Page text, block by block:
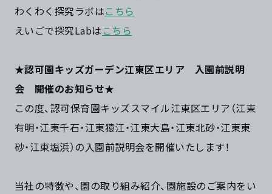
わくわく探究ラボはこちら
えいごで探究Labは こちら
★認可園キッズガーデン江東区エリア 入園前説明
会 開催のお知らせ★
この度、認可保育園キッズスマイル江東区エリア（江東
有明・江東千石・江東猿江・江東大島・江東北砂・江東東
砂・江東塩浜）の入園前説明会を開催いたします！
当社の特徴や、園の取り組み紹介、園施設のご案内をい